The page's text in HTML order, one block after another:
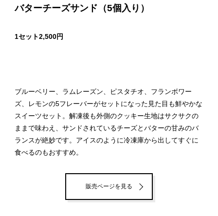
バターチーズサンド（5個入り）
1セット2,500円
ブルーベリー、ラムレーズン、ピスタチオ、フランボワー
ズ、レモンの5フレーバーがセットになった見た目も鮮やかな
スイーツセット。解凍後も外側のクッキー生地はサクサクの
ままで味わえ、サンドされているチーズとバターの甘みのバ
ランスが絶妙です。アイスのように冷凍庫から出してすぐに
食べるのもおすすめ。
販売ページを見る